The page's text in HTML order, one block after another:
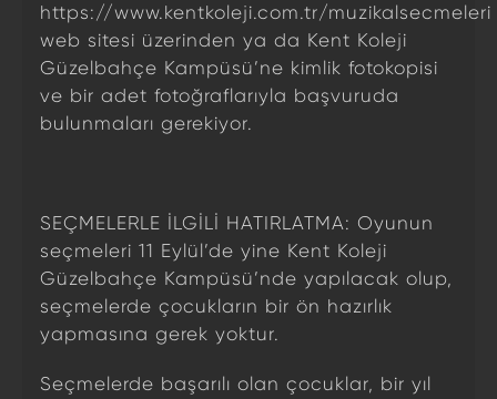
https://www.kentkoleji.com.tr/muzikalsecmeleri
web sitesi üzerinden ya da Kent Koleji
Güzelbahçe Kampüsü’ne kimlik fotokopisi
ve bir adet fotoğraflarıyla başvuruda
bulunmaları gerekiyor.
SEÇMELERLE İLGİLİ HATIRLATMA: Oyunun
seçmeleri 11 Eylül’de yine Kent Koleji
Güzelbahçe Kampüsü’nde yapılacak olup,
seçmelerde çocukların bir ön hazırlık
yapmasına gerek yoktur.
Seçmelerde başarılı olan çocuklar, bir yıl